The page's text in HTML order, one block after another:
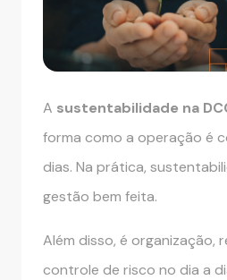
A sustentabilidade na
forma como a operação é
dias. Na prática,
gestão bem feita.
Além disso, é organização,
controle de risco no dia a